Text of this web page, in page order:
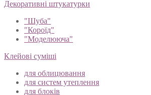
Декоративні штукатурки
"Шуба"
"Короїд"
"Моделююча"
Клейові суміші
для облицювання
для систем утеплення
для блоків